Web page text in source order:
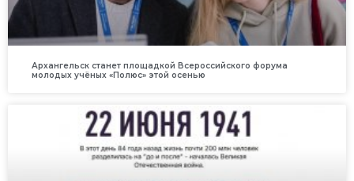
Архангельск станет площадкой Всероссийского форума
молодых учёных «Полюс» этой осенью